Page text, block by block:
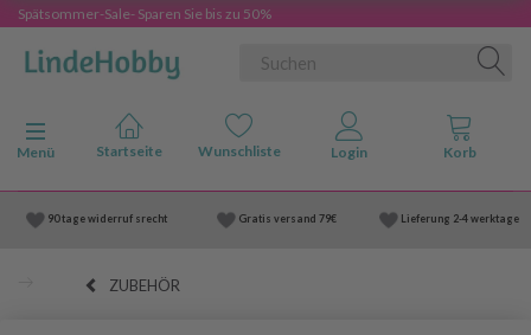
Spätsommer-Sale- Sparen Sie bis zu 50%
Anzeige ändern
Menü
90 tage widerruf srecht Gratis versand 79€ Lieferung 2-4 werktage
ZUBEHÖR